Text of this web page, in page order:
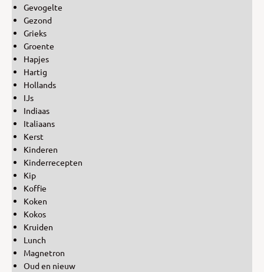
Gevogelte
Gezond
Grieks
Groente
Hapjes
Hartig
Hollands
IJs
Indiaas
Italiaans
Kerst
Kinderen
Kinderrecepten
Kip
Koffie
Koken
Kokos
Kruiden
Lunch
Magnetron
Oud en nieuw